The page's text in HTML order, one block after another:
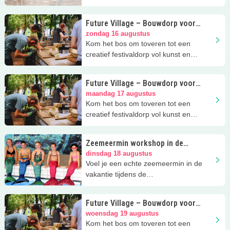
Future Village – Bouwdorp voor
jongeren
zondag 16 augustus
Kom het bos om toveren tot een
creatief festivaldorp vol kunst en
Future Village – Bouwdorp voor
jongeren
maandag 17 augustus
Kom het bos om toveren tot een
creatief festivaldorp vol kunst en
Zeemeermin workshop in de
vakantie
dinsdag 18 augustus
Voel je een echte zeemeermin in de
vakantie tijdens de
Future Village – Bouwdorp voor
jongeren
woensdag 19 augustus
Kom het bos om toveren tot een